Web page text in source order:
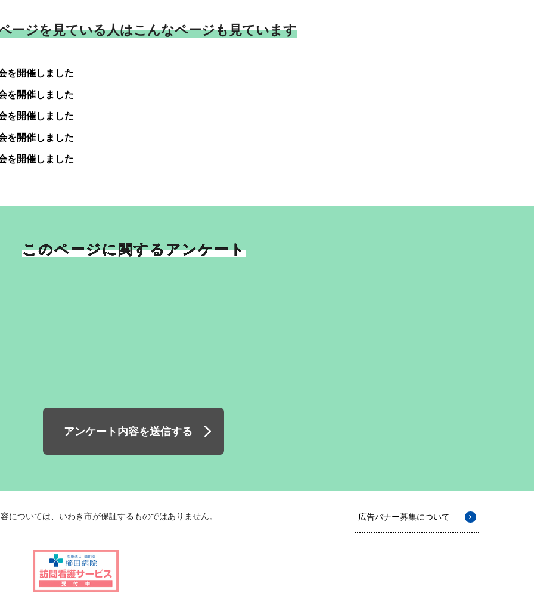
ージを見ている人はこんなページも見ています
を開催しました
を開催しました
を開催しました
を開催しました
を開催しました
このページに関するアンケート
アンケート内容を送信する
については、いわき市が保証するものではありません。 広告バナー募集について